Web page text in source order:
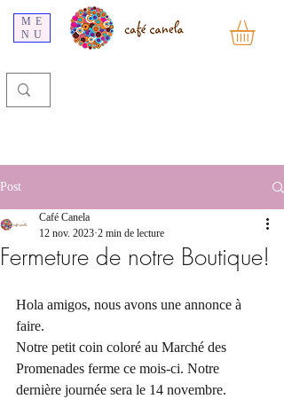
ME
NU
Post
Fermeture de notre Boutique!
Café Canela
12 nov. 2023 2 min de lecture
Hola amigos, nous avons une annonce à
faire.
Notre petit coin coloré au Marché des
Promenades ferme ce mois-ci. Notre
dernière journée sera le 14 novembre.